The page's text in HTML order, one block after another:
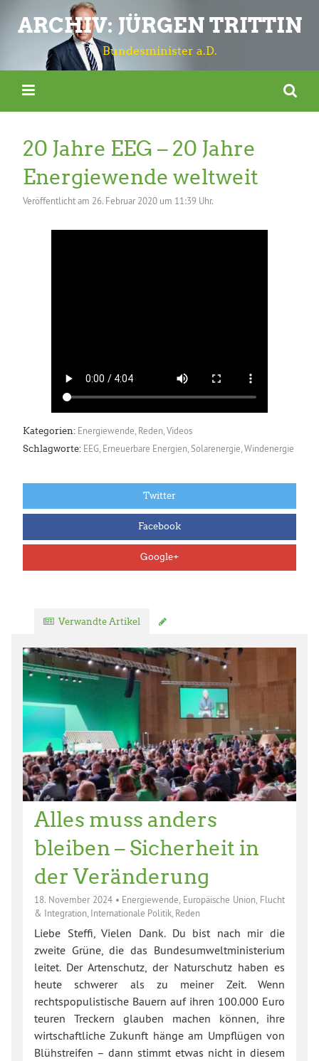
ARCHIV: JÜRGEN TRITTIN
Bundesminister a.D.
20 Jahre EEG – 20 Jahre
Energiewende weltweit
Veröffentlicht am 26. Februar 2020 um 11:39 Uhr.
Kategorien: Energiewende Reden Videos
Schlagworte: EEG, Erneuerbare Energien, Solarenergie,Windenergie
Twitter
Facebook
Google+
Verwandte Artikel
Alles muss anders
bleiben – Sicherheit in
der Veränderung
18. November 2024• Energiewende Europäische Union Flucht
& Integration Internationale Politik Reden
Liebe Steffi, Vielen Dank. Du bist nach mir die
zweite Grüne, die das Bundesumweltministerium
leitet. Der Artenschutz, der Naturschutz haben es
heute schwerer als zu meiner Zeit. Wenn
rechtspopulistische Bauern auf ihren 100.000 Euro
teuren Treckern glauben machen können, ihre
wirtschaftliche Zukunft hänge am Umpflügen von
Blühstreifen – dann stimmt etwas nicht in diesem